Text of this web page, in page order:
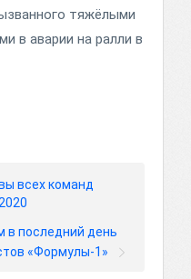
тяжёлыми
в аварии на ралли в
всех команд
в последний день
«Формулы-1»